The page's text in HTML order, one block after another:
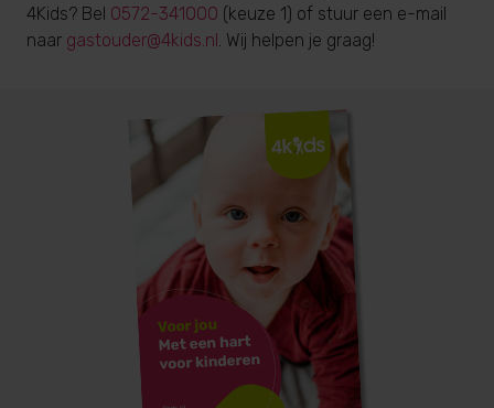
4Kids? Bel 0572-341000 (keuze 1) of stuur een e-mail
naar gastouder@4kids.nl. Wij helpen je graag!